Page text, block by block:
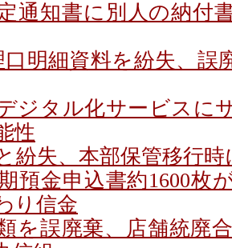
通知書に別人の納付
口明細資料を紛失、誤
ジタル化サービスに
性
紛失、本部保管移行
預金申込書約1600枚
り信金
を誤廃棄、店舗統廃